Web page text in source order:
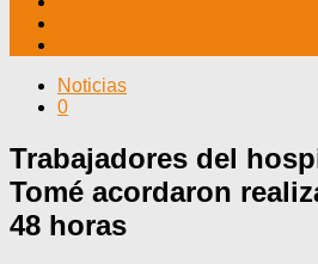
Noticias
0
Trabajadores del
Tomé acordaron
48 horas